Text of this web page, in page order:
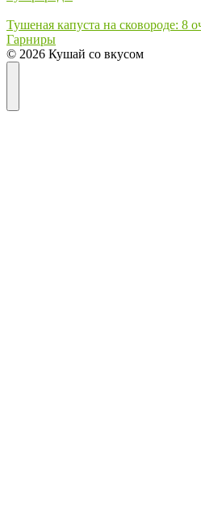
Тушеная капуста на сковороде: 8
Гарниры
© 2026 Кушай со вкусом